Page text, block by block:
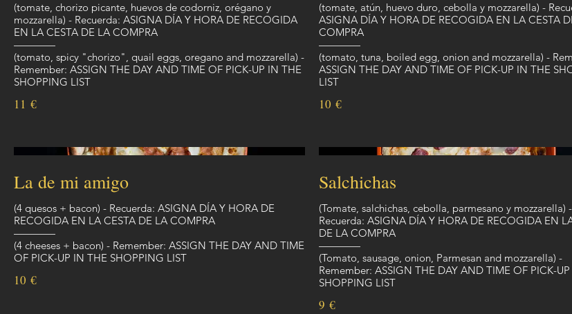
(tomate, chorizo picante, huevos de codorniz, orégano y
mozzarella) - Recuerda: ASIGNA DÍA Y HORA DE RECOGIDA
EN LA CESTA DE LA COMPRA
————
(tomato, spicy "chorizo", quail eggs, oregano and mozzarella) -
Remember: ASSIGN THE DAY AND TIME OF PICK-UP IN THE
SHOPPING LIST
11 €
(tomate, atún, huevo duro, cebolla y mozzarella) -
ASIGNA DÍA Y HORA DE RECOGIDA EN LA CESTA
COMPRA
————
(tomato, tuna, boiled egg, onion and mozzarella) -
ASSIGN THE DAY AND TIME OF PICK-UP IN THE
LIST
10 €
La de mi amigo
(4 quesos + bacon) - Recuerda: ASIGNA DÍA Y HORA DE
RECOGIDA EN LA CESTA DE LA COMPRA
————
(4 cheeses + bacon) - Remember: ASSIGN THE DAY AND TIME
OF PICK-UP IN THE SHOPPING LIST
10 €
Salchichas
(Tomate, salchichas, cebolla, parmesano y mozzarella) -
Recuerda: ASIGNA DÍA Y HORA DE RECOGIDA EN
DE LA COMPRA
————
(Tomato, sausage, onion, Parmesan and mozzarella) -
Remember: ASSIGN THE DAY AND TIME OF PICK-
SHOPPING LIST
9 €